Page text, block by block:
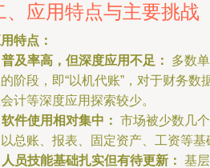
、应用特点与主要挑战
特点：
普及率高，但深度应用不足：
多数
阶段，即“以机代账”，对于财务数
计等深度应用探索较少。
软件使用相对集中： 市场被少数几
总账、报表、固定资产、工资等基
人员技能基础扎实但有待更新： 基